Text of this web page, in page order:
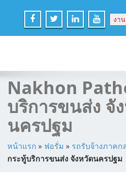
งา
Nakhon
บริการขนส่ง จั
นครปฐม
หน้าแรก » ฟอรั่ม » รถรับจ้างภาคก
กระทู้บริการขนส่ง จังหวัดนครปฐม